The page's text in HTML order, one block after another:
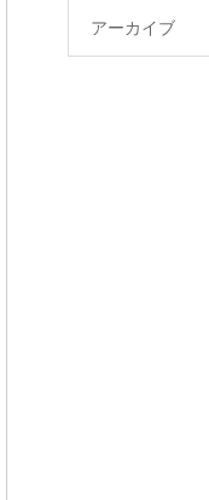
アーカイブ